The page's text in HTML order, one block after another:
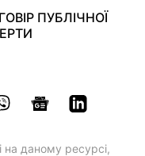
ПУБЛІЧНОЇ
на даному ресурсі,